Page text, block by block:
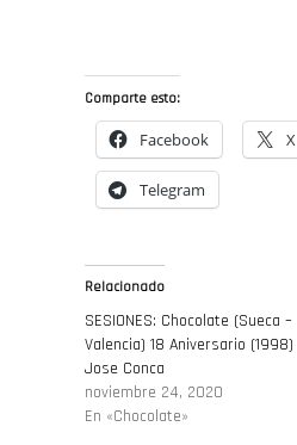
Comparte esto:
Facebook X
Telegram
Relacionado
SESIONES: Chocolate (Sueca –
Valencia) 18 Aniversario (1998)
Jose Conca
noviembre 24, 2020
En «Chocolate»